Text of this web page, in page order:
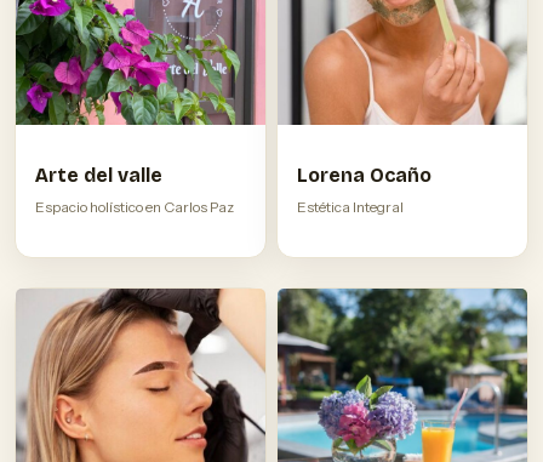
Arte del valle
Espacio holístico en Carlos Paz
Lorena Ocaño
Estética Integral